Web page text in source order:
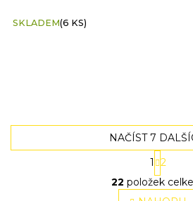
SKLADEM(6 KS)
O
v
NAČÍST 7
S
t
r
á
1
2
22 položek